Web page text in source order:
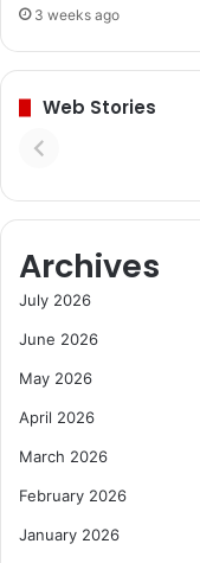
3 weeks ago
Web Stories
Archives
July 2026
June 2026
May 2026
April 2026
March 2026
February 2026
January 2026